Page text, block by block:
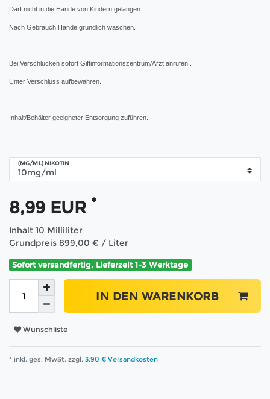
Darf nicht in die Hände von Kindern gelangen.
Nach Gebrauch Hände gründlich waschen.
Bei Verschlucken sofort Giftinformationszentrum/Arzt anrufen .
Unter Verschluss aufbewahren.
Inhalt/Behälter geeigneter Entsorgung zuführen.
(MG/ML) NIKOTIN
8,99 EUR *
Inhalt 10 Milliliter
Grundpreis 899,00 € / Liter
Sofort versandfertig, Lieferzeit 1-3 Werktage
IN DEN WARENKORB
Wunschliste
* inkl. ges. MwSt. zzgl. 3,90 € Versandkosten